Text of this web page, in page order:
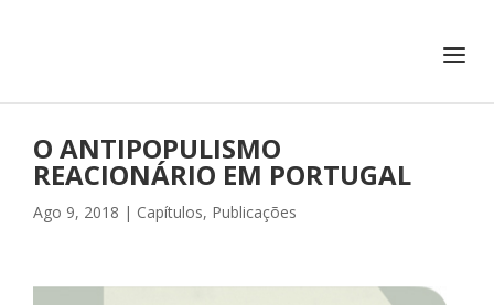
O ANTIPOPULISMO
REACIONÁRIO EM PORTUGAL
Ago 9, 2018 | Capítulos, Publicações